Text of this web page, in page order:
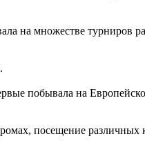
на множестве турниров
побывала на
посещение